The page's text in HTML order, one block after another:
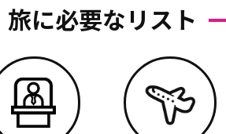
旅に必要なリスト